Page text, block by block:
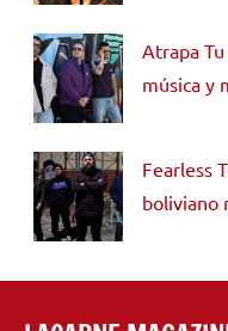
Atrapa
música y
Fearless
boliviano